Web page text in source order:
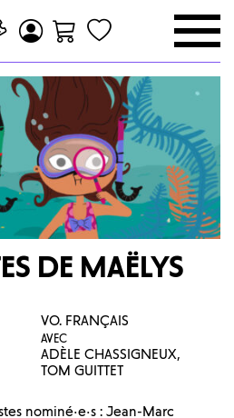
DE MAËLYS
VO. FRANÇAIS
AVEC
ADÈLE CHASSIGNEUX,
TOM GUITTET
nominé·e·s : Jean-Marc